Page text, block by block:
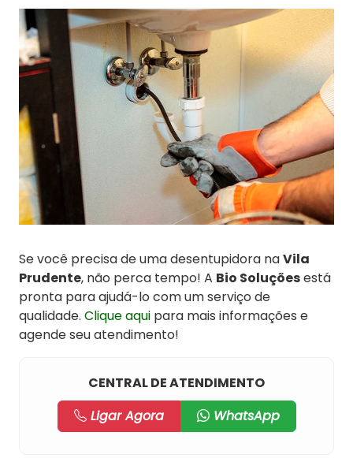
Se você precisa de uma desentupidora naVila
Prudente, não perca tempo! A Bio Soluçõesestá
pronta para ajudá-lo com um serviço de
qualidade. Clique aqui para mais informações e
agende seu atendimento!
CENTRAL DE ATENDIMENTO
Ligar Agora
WhatsApp